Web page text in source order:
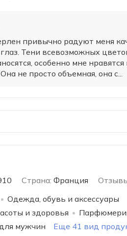
привычно радуют меня
Тени всевозможных
особенно мне
не просто объемная, она с...
Страна: Франция
Одежда, обувь и аксессуары
и здоровья
мужчин
Еще 41 вид